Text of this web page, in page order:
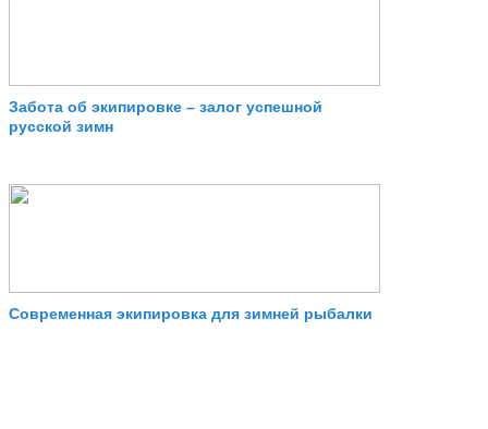
Забота об экипировке – залог успешной
русской зимн
Современная экипировка для зимней рыбалки